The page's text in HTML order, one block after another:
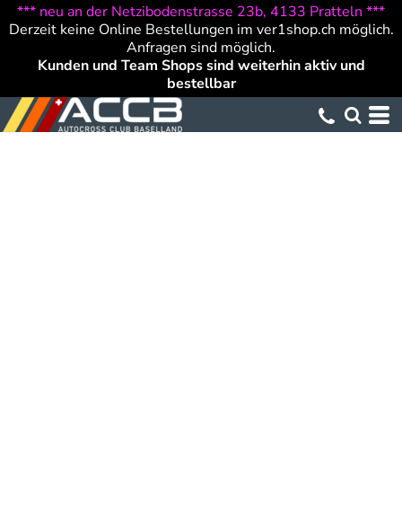
*** neu an der Netzibodenstrasse 23b, 4133 Pratteln ***
Derzeit keine Online Bestellungen im ver1shop.ch möglich.
Anfragen sind möglich.
Kunden und Team Shops sind weiterhin aktiv und
bestellbar